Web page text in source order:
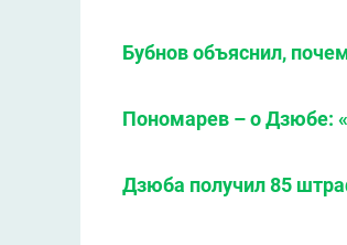
Бубнов объяснил,
Пономарев – о Дзюбе:
Дзюба получил 85